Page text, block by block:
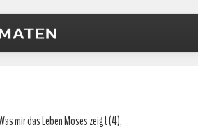
mir das Leben Moses zeigt (4),